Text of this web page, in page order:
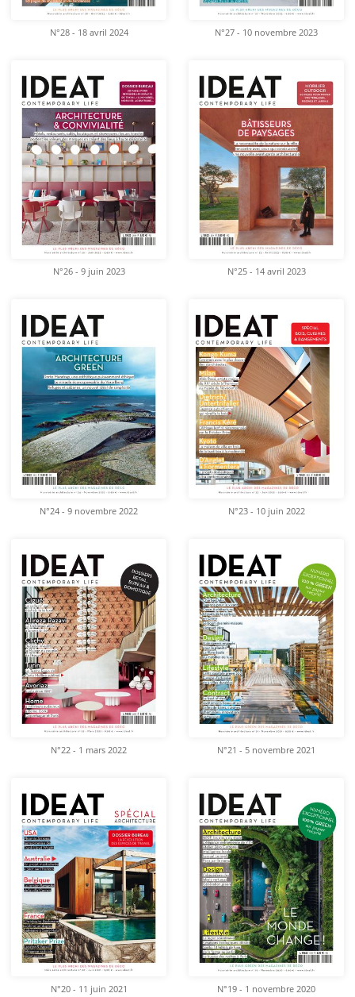
N°28 - 18 avril 2024 N°27 - 10 novembre 2023
N°26 - 9 juin 2023 N°25 - 14 avril 2023
N°24 - 9 novembre 2022 N°23 - 10 juin 2022
N°22 - 1 mars 2022 N°21 - 5 novembre 2021
N°20 - 11 juin 2021 N°19 - 1 novembre 2020